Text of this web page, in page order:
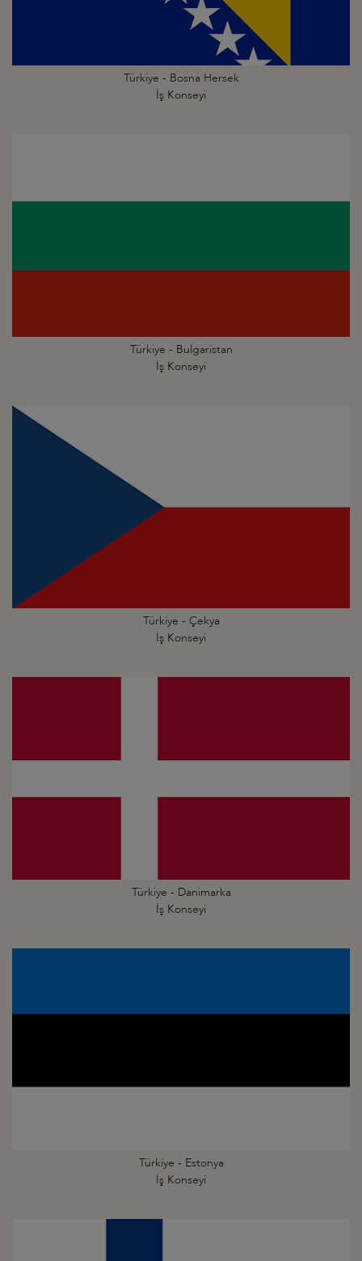
Türkiye - Bosna Hersek
İş Konseyi
Türkiye - Bulgaristan
İş Konseyi
Türkiye - Çekya
İş Konseyi
Türkiye - Danimarka
İş Konseyi
Türkiye - Estonya
İş Konseyi